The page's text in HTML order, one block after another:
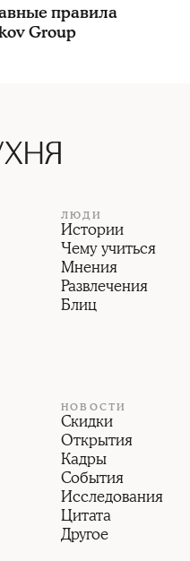
правила
Group
ЛЮДИ
Истории
Чему учиться
Мнения
Развлечения
Блиц
НОВОСТИ
Скидки
Открытия
Кадры
События
Исследования
Цитата
Другое